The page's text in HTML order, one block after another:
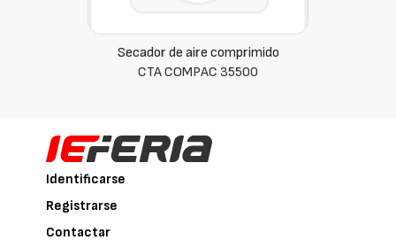
Secador de aire comprimido
CTA COMPAC 35500
Identificarse
Registrarse
Contactar